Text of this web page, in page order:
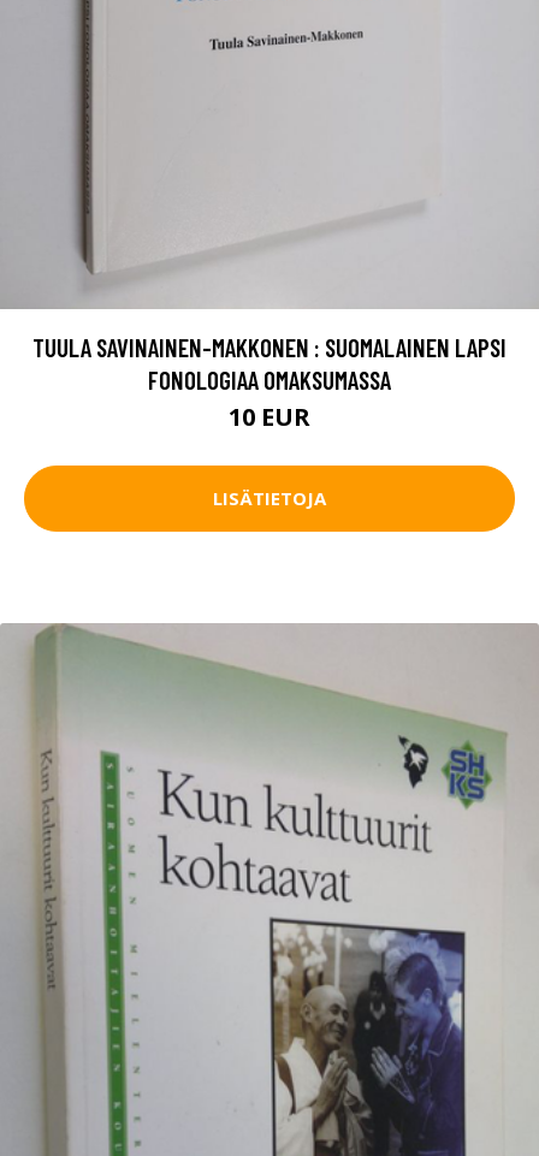
TUULA SAVINAINEN-MAKKONEN : SUOMALAINEN LAPSI
FONOLOGIAA OMAKSUMASSA
10 EUR
LISÄTIETOJA